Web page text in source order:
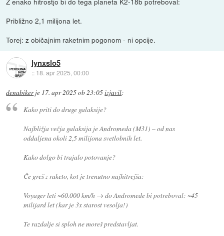
Približno 2,1 milijona let.
Torej: z običajnim raketnim pogonom - ni opcije.
lynxslo5
:: 18. apr 2025, 00:00
denabikerje 17. apr 2025 ob 23:05izjavil:
Kako priti do druge galaksije?
Najbližja večja galaksija je Andromeda (M31) – od nas
oddaljena okoli 2,5 milijona svetlobnih let.
Kako dolgo bi trajalo potovanje?
Če greš z raketo, kot je trenutno najhitrejša:
Voyager leti ~60.000 km/h → do Andromede bi potreboval: ~45
milijard let (kar je 3x starost vesolja!)
Te razdalje si sploh ne moreš predstavljat.